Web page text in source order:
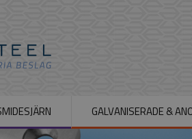
GALVANISERADE &